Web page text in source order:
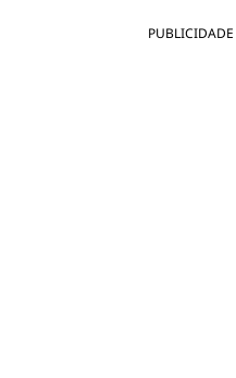
PUBLICIDADE